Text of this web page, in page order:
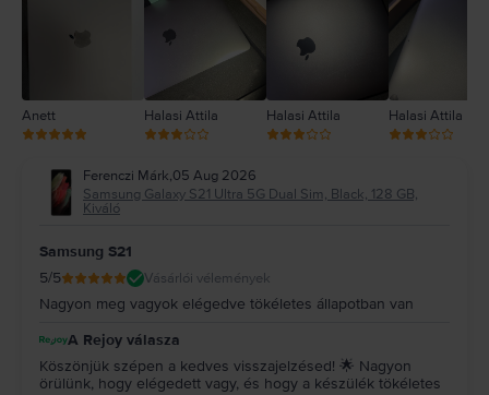
Anett Halasi Attila Halasi Attila Halasi Attila
Ferenczi Márk,05 Aug 2026
Samsung Galaxy S21 Ultra 5G Dual Sim, Black, 128 GB,
Kiváló
Samsung S21
5/5 Vásárlói vélemények
Nagyon meg vagyok elégedve tökéletes állapotban van
A Rejoy válasza
Köszönjük szépen a kedves visszajelzésed! 🌟 Nagyon
örülünk, hogy elégedett vagy, és hogy a készülék tökéletes